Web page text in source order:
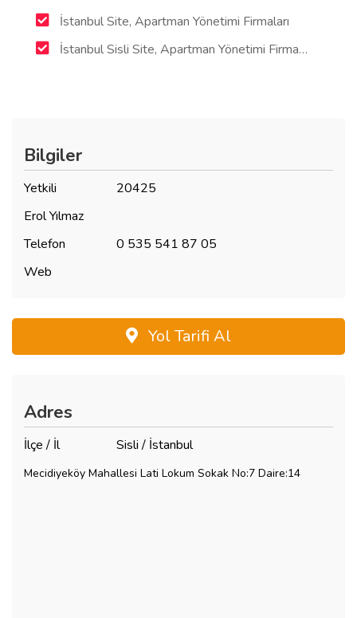
İstanbul Site, Apartman Yönetimi Firmaları
İstanbul Sisli Site, Apartman Yönetimi Firmaları
Bilgiler
20425
Yetkili
Erol Yılmaz
Telefon
0 535 541 87 05
Web
Yol Tarifi Al
Adres
İlçe / İl Sisli / İstanbul
Mecidiyeköy Mahallesi Lati Lokum Sokak No:7 Daire:14